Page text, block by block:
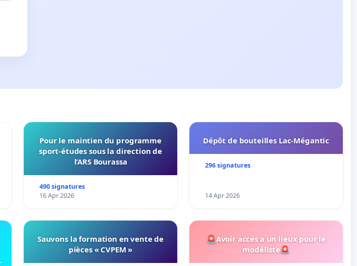
Pour le maintien du programme
sport-études sous la direction de
l’ARS Bourassa
490 signatures
16 Apr 2026
Dépôt de bouteilles Lac-Mégantic
296 signatures
14 Apr 2026
Sauvons la formation en vente de
pièces « CVPEM »
🚨Avoir acces a un lieux pour le
modéliste🚨